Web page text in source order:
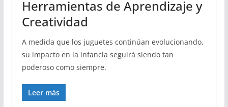
Herramientas de Aprendizaje y
Creatividad
A medida que los juguetes continúan evolucionando,
su impacto en la infancia seguirá siendo tan
poderoso como siempre.
Leer más